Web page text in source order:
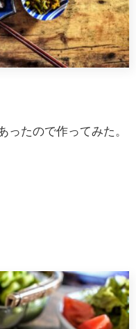
ったので作ってみた。